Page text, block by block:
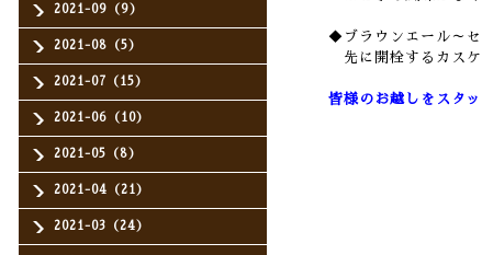
2021-09（9）
2021-08（5）
2021-07（15）
2021-06（10）
2021-05（8）
2021-04（21）
2021-03（24）
◆ブラウンエール～
先に開栓するカスケ
皆様のお越しをスタ